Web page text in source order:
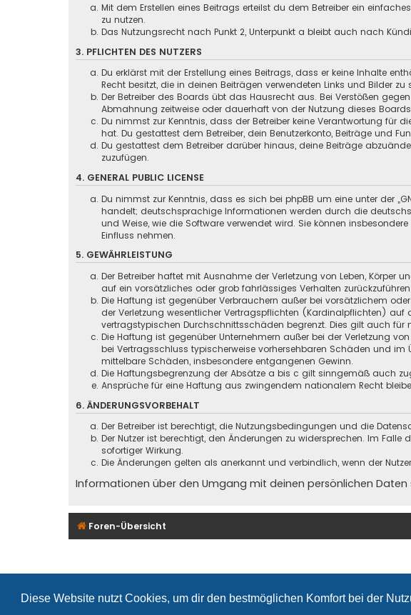
Diese Website nutzt Cookies, um dir den bestmöglichen Komfort bei der
Mit dem Erstellen eines Beitrags erteilst du dem Betreiber ein
zu nutzen.
Das Nutzungsrecht nach Punkt 2, Unterpunkt a bleibt auch nach
3. PFLICHTEN DES NUTZERS
Du erklärst mit der Erstellung eines Beitrags, dass er keine Inhalte
Recht besitzt, die in deinen Beiträgen verwendeten Links und Bilder zu
Der Betreiber des Boards übt das Hausrecht aus. Bei Verstößen
Abmahnung zeitweise oder dauerhaft von der Nutzung dieses
Du nimmst zur Kenntnis, dass der Betreiber keine Verantwortung für
hat. Du gestattest dem Betreiber, dein Benutzerkonto, Beiträge und
Du gestattest dem Betreiber darüber hinaus, deine Beiträge
zuzufügen.
4. GENERAL PUBLIC LICENSE
Du nimmst zur Kenntnis, dass es sich bei phpBB um eine unter der „
handelt; deutschsprachige Informationen werden durch die
und Weise, wie die Software verwendet wird. Sie können
Einfluss nehmen.
5. GEWÄHRLEISTUNG
Der Betreiber haftet mit Ausnahme der Verletzung von Leben,
auf ein vorsätzliches oder grob fahrlässiges Verhalten
Die Haftung ist gegenüber Verbrauchern außer bei vorsätzlichem
der Verletzung wesentlicher Vertragspflichten (Kardinalpflichten)
vertragstypischen Durchschnittsschäden begrenzt. Dies gilt auch
Die Haftung ist gegenüber Unternehmern außer bei der Verletzung
bei Vertragsschluss typischerweise vorhersehbaren Schäden und
mittelbare Schäden, insbesondere entgangenen Gewinn.
Die Haftungsbegrenzung der Absätze a bis c gilt sinngemäß auch
Ansprüche für eine Haftung aus zwingendem nationalem Recht
6. ÄNDERUNGSVORBEHALT
Der Betreiber ist berechtigt, die Nutzungsbedingungen und die
Der Nutzer ist berechtigt, den Änderungen zu widersprechen. Im
sofortiger Wirkung.
Die Änderungen gelten als anerkannt und verbindlich, wenn der
Informationen über den Umgang mit deinen persönlichen
Foren-Übersicht